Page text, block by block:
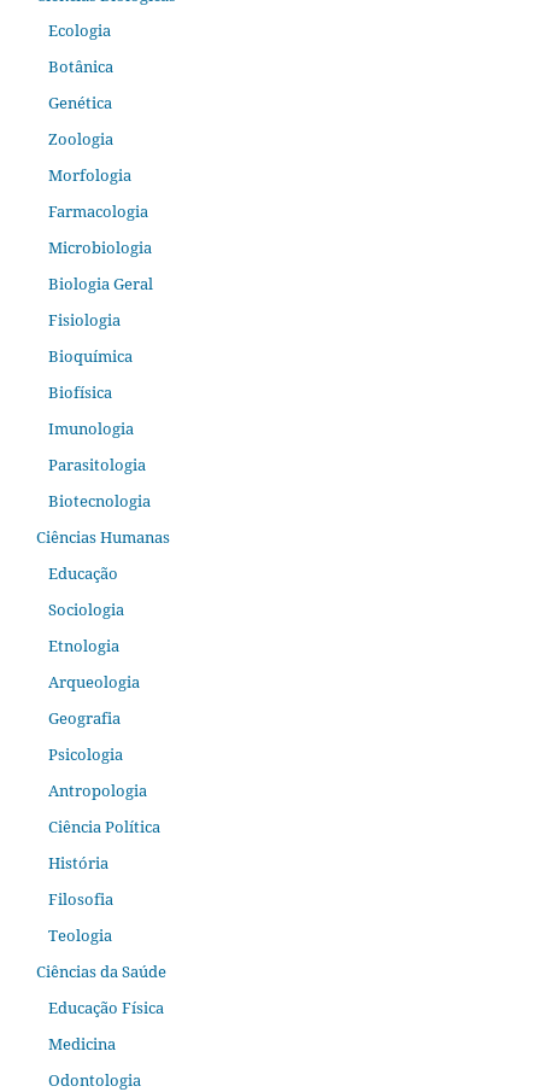
Ecologia
Botânica
Genética
Zoologia
Morfologia
Farmacologia
Microbiologia
Biologia Geral
Fisiologia
Bioquímica
Biofísica
Imunologia
Parasitologia
Biotecnologia
Ciências Humanas
Educação
Sociologia
Etnologia
Arqueologia
Geografia
Psicologia
Antropologia
Ciência Política
História
Filosofia
Teologia
Ciências da Saúde
Educação Física
Medicina
Odontologia